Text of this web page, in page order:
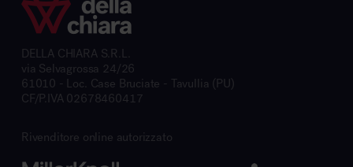
DELLA CHIARA S.R.L.
via Selvagrossa 24/26
61010 - Loc. Case Bruciate - Tavullia (PU)
CF/P.IVA 02678460417
Rivenditore online autorizzato